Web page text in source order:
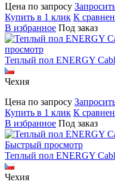
Цена по запросу
Купить в 1 клик К
В избранное Под заказ
просмотр
Теплый пол ENERGY
Чехия
Цена по запросу
Купить в 1 клик К
В избранное Под заказ
Быстрый просмотр
Теплый пол ENERGY
Чехия